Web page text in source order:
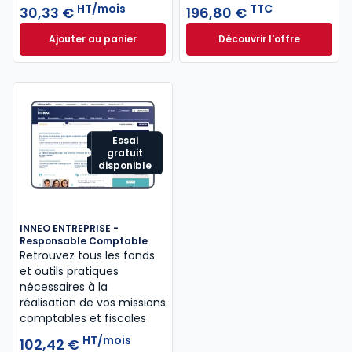
30,33 € HT/mois
Ajouter au panierMémentis Professions libérales à 30,33 €
196,80 € TTC
Découvrir l'offreL'appel expert à
Dès
Essai
gratuit
disponible
INNEO ENTREPRISE -
Responsable Comptable
Retrouvez tous les fonds
et outils pratiques
nécessaires à la
réalisation de vos missions
comptables et fiscales
102,42 € HT/mois